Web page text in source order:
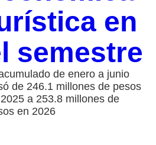
en
semestre
de enero a junio
de 246.1 millones de pesos
a 253.8 millones de
en 2026